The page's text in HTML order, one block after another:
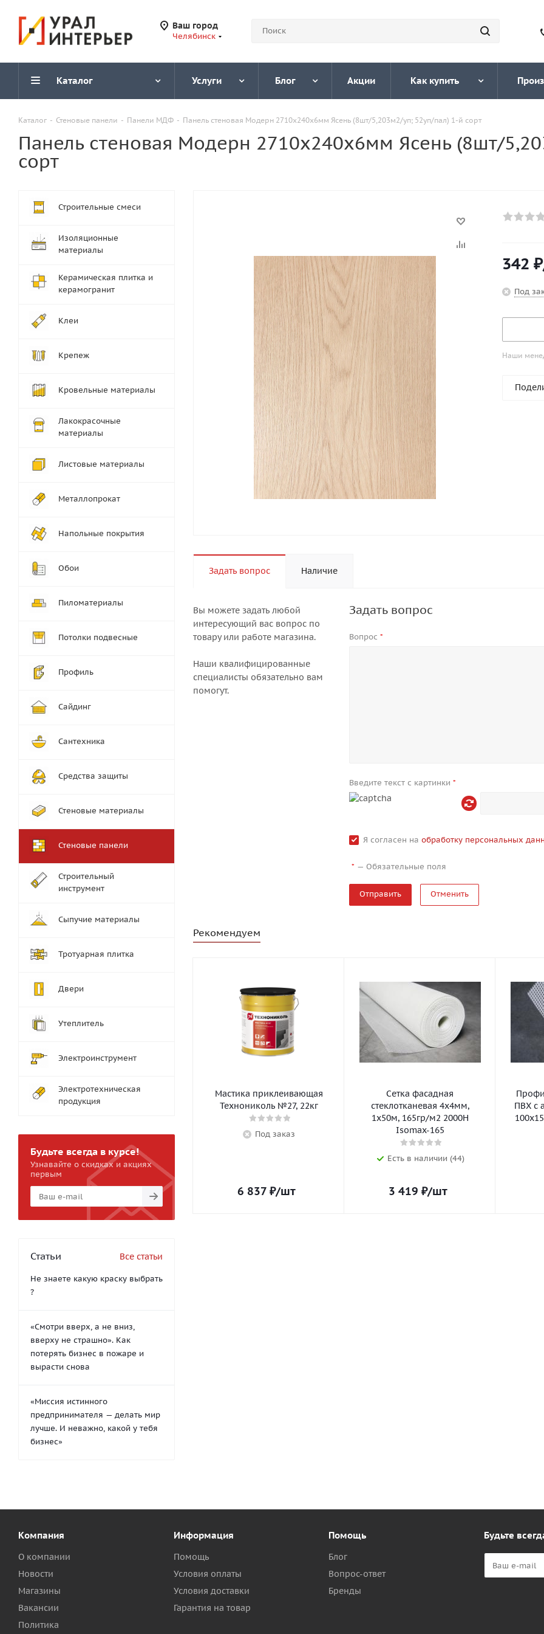
Ваш город
Челябинск
Каталог Услуги Блог Акции Как купить
Каталог - Стеновые панели - Панели МДФ - Панель стеновая Модерн 2710х240х6мм Ясень (8шт/5,203м2/уп; 52уп/пал) 1-й сорт
Панель стеновая Модерн 2710х240х6мм Ясень (8шт/
сорт
342 ₽
Под
Наши
Задать вопрос Наличие
Вы можете задать любой
интересующий вас вопрос по
товару или работе магазина.
Наши квалифицированные
специалисты обязательно вам
помогут.
Задать вопрос
Вопрос *
Введите текст с картинки *
Я согласен на обработку персональных
* — Обязательные поля
Отменить
Рекомендуем
Мастика приклеивающая
Технониколь №27, 22кг
Под заказ
6 837 ₽/шт
Сетка фасадная
стеклотканевая 4х4мм,
1х50м, 165гр/м2 2000Н
Isomax-165
Есть в наличии (44)
3 419 ₽/шт
ПВХ с
Строительные смеси
Изоляционные
материалы
Керамическая плитка и
керамогранит
Клеи
Крепеж
Кровельные материалы
Лакокрасочные
материалы
Листовые материалы
Металлопрокат
Напольные покрытия
Обои
Пиломатериалы
Потолки подвесные
Профиль
Сайдинг
Сантехника
Средства защиты
Стеновые материалы
Стеновые панели
Строительный
инструмент
Сыпучие материалы
Тротуарная плитка
Двери
Утеплитель
Электроинструмент
Электротехническая
продукция
Будьте всегда в курсе!
Узнавайте о скидках и акциях
первым
Статьи Все статьи
Не знаете какую краску выбрать
?
«Смотри вверх, а не вниз,
вверху не страшно». Как
потерять бизнес в пожаре и
вырасти снова
«Миссия истинного
предпринимателя — делать мир
лучше. И неважно, какой у тебя
бизнес»
Компания
О компании
Новости
Магазины
Вакансии
Политика
Информация
Помощь
Условия оплаты
Условия доставки
Гарантия на товар
Помощь
Блог
Вопрос-ответ
Бренды
Будьте